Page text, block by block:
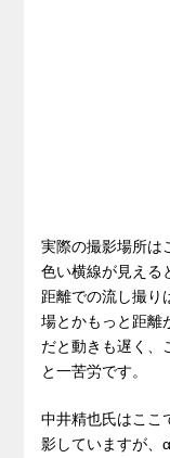
実際の撮影場所は
色い横線が見える
距離での流し撮り
場とかもっと距離
だと動きも遅く、
と一苦労です。
中井精也氏はここ
影していますが、